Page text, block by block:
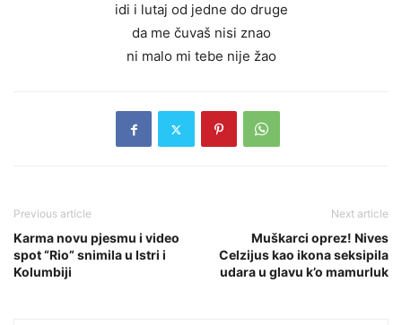
idi i lutaj od jedne do druge
da me čuvaš nisi znao
ni malo mi tebe nije žao
Previous article
Karma novu pjesmu i video
spot “Rio” snimila u Istri i
Kolumbiji
Next article
Muškarci oprez! Nives
Celzijus kao ikona seksipila
udara u glavu k’o mamurluk